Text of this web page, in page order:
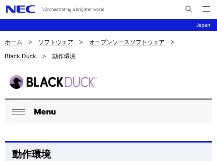
Japan
イ
メ
ニ
ュ
ナ
ビ
ゲ
サ
イ
ト
内
の
在
ホーム ソフトウェア
オープンソースソフトウェア
Black Duck
動作環境
ロ
カる
Menu
動作環境